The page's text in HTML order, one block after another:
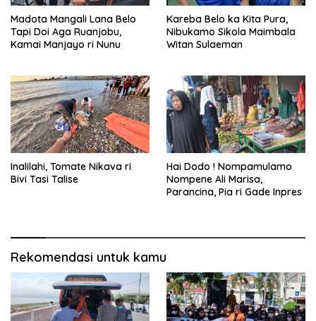
Madota Mangali Lana Belo
Tapi Doi Aga Ruanjobu,
Kamai Manjayo ri Nunu
Kareba Belo ka Kita Pura,
Nibukamo Sikola Maimbala
Witan Sulaeman
Inalilahi, Tomate Nikava ri
Bivi Tasi Talise
Hai Dodo ! Nompamulamo
Nompene Ali Marisa,
Parancina, Pia ri Gade Inpres
Rekomendasi untuk kamu